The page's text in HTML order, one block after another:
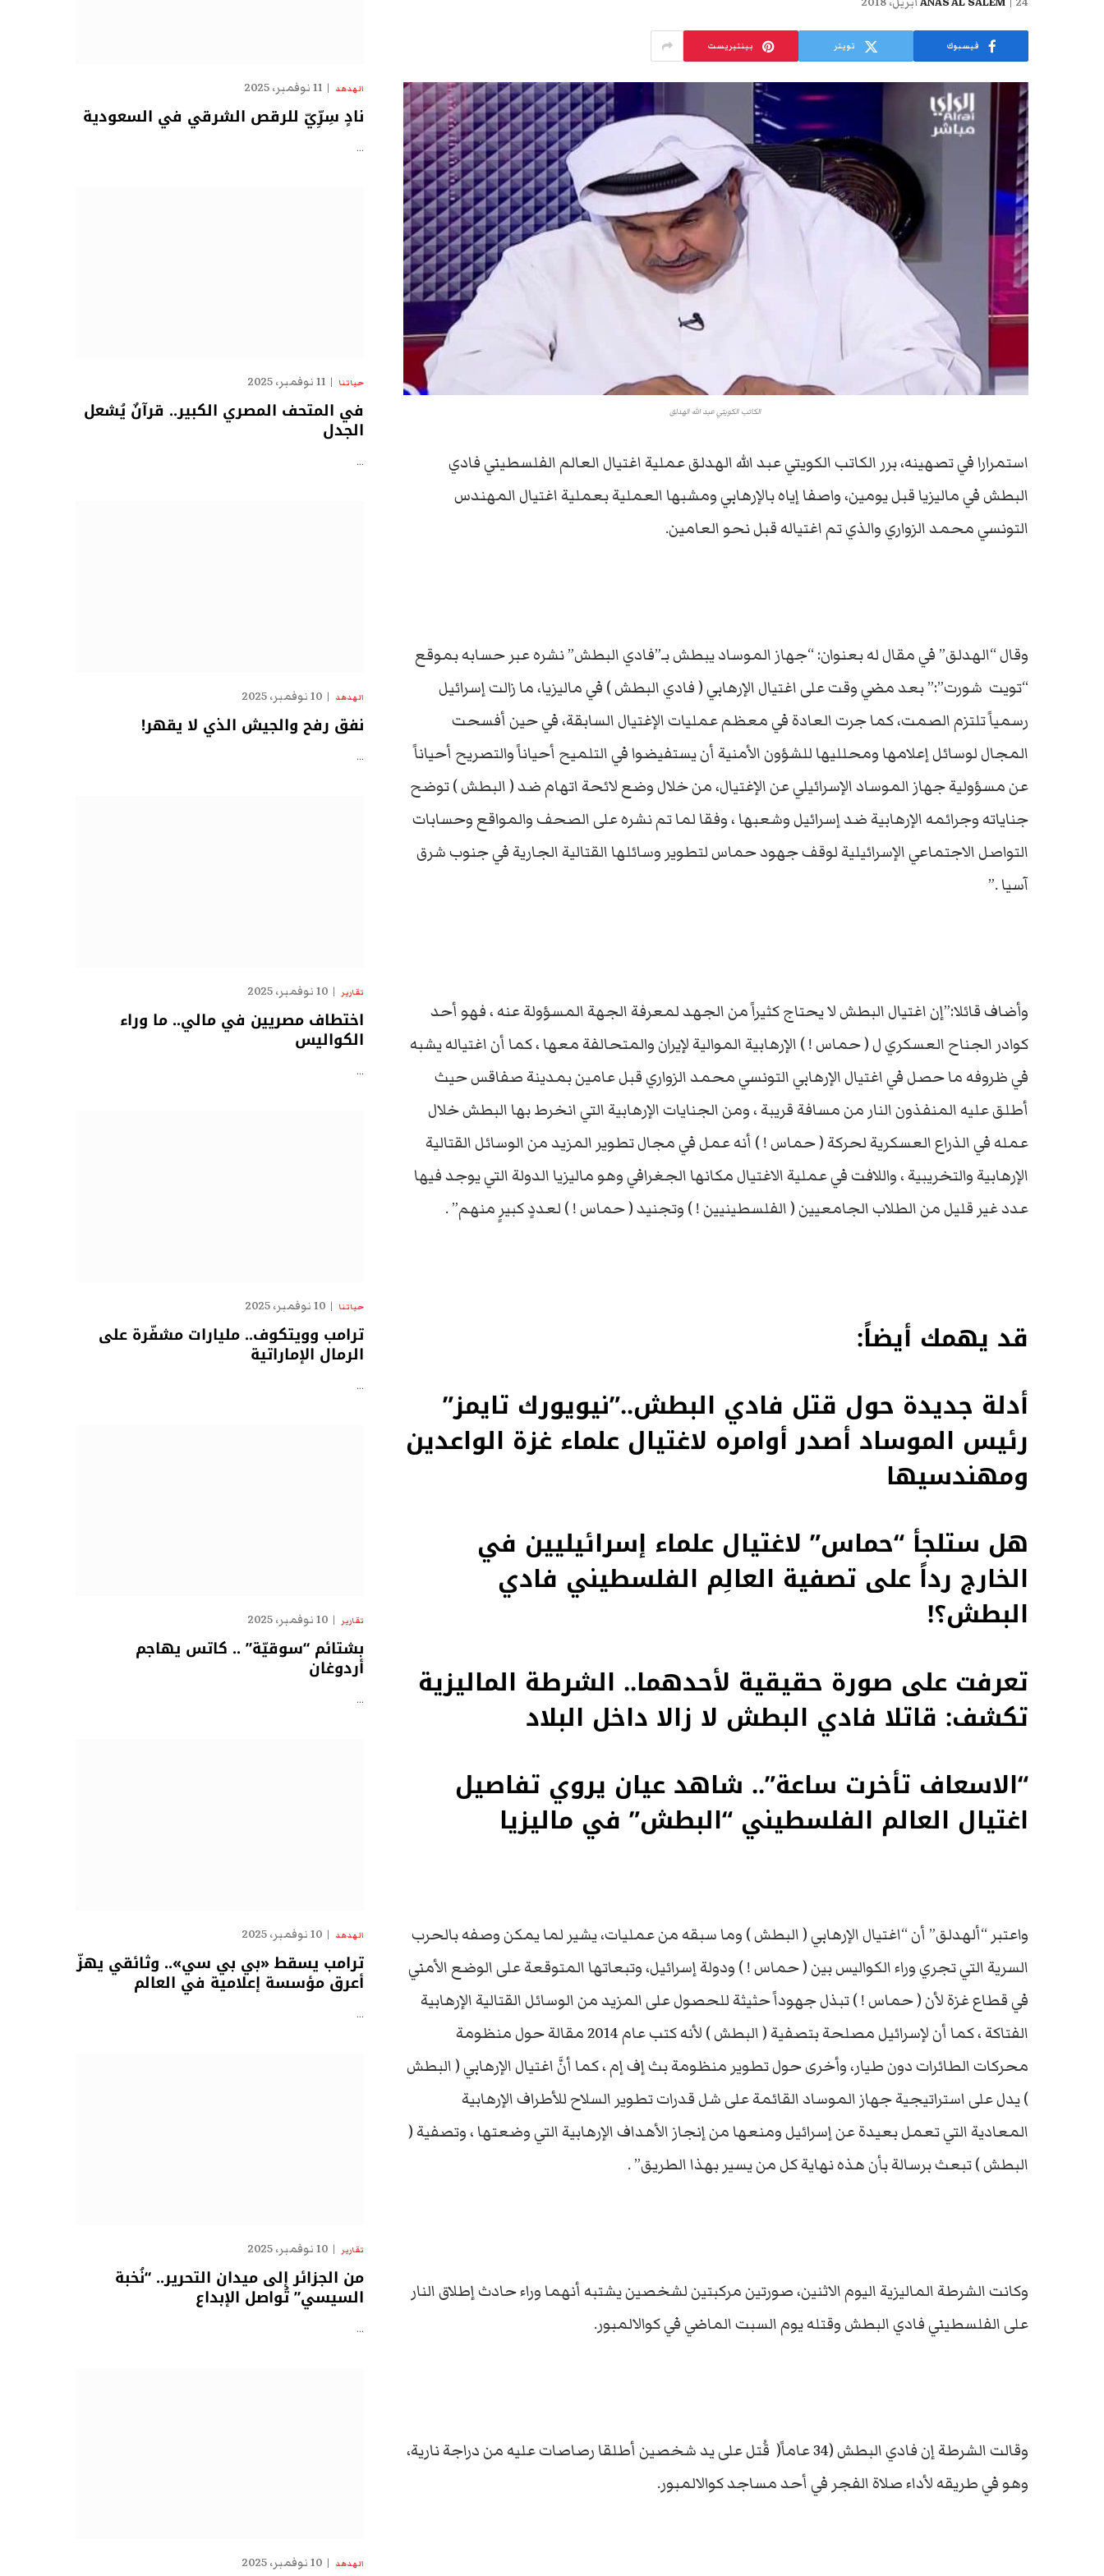
فيسبوك تويتر بينتيريست
الكاتب الكويتي عبد الله الهدلق
استمرارا في تصهينه، برر الكاتب الكويتي عبد الله الهدلق عملية اغتيال العالم الفلسطيني فادي
البطش في ماليزيا قبل يومين، واصفا إياه بالإرهابي ومشبها العملية بعملية اغتيال المهندس
التونسي محمد الزواري والذي تم اغتياله قبل نحو العامين.
وقال “الهدلق” في مقال له بعنوان: “جهاز الموساد يبطش بـ”فادي البطش” نشره عبر حسابه بموقع
“تويت شورت”:” بعد مضي وقت على اغتيال الإرهابي ( فادي البطش ) في ماليزيا، ما زالت إسرائيل
رسمياً تلتزم الصمت، كما جرت العادة في معظم عمليات الإغتيال السابقة، في حين أفسحت
المجال لوسائل إعلامها ومحلليها للشؤون الأمنية أن يستفيضوا في التلميح أحياناً والتصريح أحياناً
عن مسؤولية جهاز الموساد الإسرائيلي عن الإغتيال، من خلال وضع لائحة اتهام ضد ( البطش ) توضح
جناياته وجرائمه الإرهابية ضد إسرائيل وشعبها ، وفقا لما تم نشره على الصحف والمواقع وحسابات
التواصل الاجتماعي الإسرائيلية لوقف جهود حماس لتطوير وسائلها القتالية الجارية في جنوب شرق
آسيا .”
وأضاف قائلا:”إن اغتيال البطش لا يحتاج كثيراً من الجهد لمعرفة الجهة المسؤولة عنه ، فهو أحد
كوادر الجناح العسكري ل ( حماس ! ) الإرهابية الموالية لإيران والمتحالفة معها ، كما أن اغتياله يشبه
في ظروفه ما حصل في اغتيال الإرهابي التونسي محمد الزواري قبل عامين بمدينة صفاقس حيث
أطلق عليه المنفذون النار من مسافة قريبة ، ومن الجنايات الإرهابية التي انخرط بها البطش خلال
عمله في الذراع العسكرية لحركة ( حماس ! ) أنه عمل في مجال تطوير المزيد من الوسائل القتالية
الإرهابية والتخريبية ، واللافت في عملية الاغتيال مكانها الجغرافي وهو ماليزيا الدولة التي يوجد فيها
عدد غير قليل من الطلاب الجامعيين ( الفلسطينيين ! ) وتجنيد ( حماس ! ) لعددٍ كبيرٍ منهم” .
قد يهمك أيضاً:
أدلة جديدة حول قتل فادي البطش..”نيويورك تايمز”
رئيس الموساد أصدر أوامره لاغتيال علماء غزة الواعدين
ومهندسيها
هل ستلجأ “حماس” لاغتيال علماء إسرائيليين في
الخارج رداً على تصفية العالِم الفلسطيني فادي
البطش؟!
تعرفت على صورة حقيقية لأحدهما.. الشرطة الماليزية
تكشف: قاتلا فادي البطش لا زالا داخل البلاد
“الاسعاف تأخرت ساعة”.. شاهد عيان يروي تفاصيل
اغتيال العالم الفلسطيني “البطش” في ماليزيا
واعتبر “ألهدلق” أن “اغتيال الإرهابي ( البطش ) وما سبقه من عمليات، يشير لما يمكن وصفه بالحرب
السرية التي تجري وراء الكواليس بين ( حماس ! ) ودولة إسرائيل، وتبعاتها المتوقعة على الوضع الأمني
في قطاع غزة لأن ( حماس ! ) تبذل جهوداً حثيثة للحصول على المزيد من الوسائل القتالية الإرهابية
الفتاكة ، كما أن لإسرائيل مصلحة بتصفية ( البطش ) لأنه كتب عام 2014 مقالة حول منظومة
محركات الطائرات دون طيار، وأخرى حول تطوير منظومة بث إف إم ، كما أنَّ اغتيال الإرهابي ( البطش
) يدل على استراتيجية جهاز الموساد القائمة على شل قدرات تطوير السلاح للأطراف الإرهابية
المعادية التي تعمل بعيدة عن إسرائيل ومنعها من إنجاز الأهداف الإرهابية التي وضعتها ، وتصفية (
البطش ) تبعث برسالة بأن هذه نهاية كل من يسير بهذا الطريق” .
وكانت الشرطة الماليزية اليوم الاثنين، صورتين مركبتين لشخصين يشتبه أنهما وراء حادث إطلاق النار
على الفلسطيني فادي البطش وقتله يوم السبت الماضي في كوالالمبور.
وقالت الشرطة إن فادي البطش (34 عاماً( قُتل على يد شخصين أطلقا رصاصات عليه من دراجة نارية،
وهو في طريقه لأداء صلاة الفجر في أحد مساجد كوالالمبور.
الهدهد 11 نوفمبر، 2025
نادٍ سِرِّيّ للرقص الشرقي في السعودية
…
حياتنا 11 نوفمبر، 2025
في المتحف المصري الكبير.. قرآنٌ يُشعل
الجدل
…
الهدهد 10 نوفمبر، 2025
نفق رفح والجيش الذي لا يقهر!
…
تقارير 10 نوفمبر، 2025
اختطاف مصريين في مالي.. ما وراء
الكواليس
…
حياتنا 10 نوفمبر، 2025
ترامب وويتكوف.. مليارات مشفّرة على
الرمال الإماراتية
…
تقارير 10 نوفمبر، 2025
بشتائم “سوقيّة” .. كاتس يهاجم
أردوغان
…
الهدهد 10 نوفمبر، 2025
ترامب يسقط «بي بي سي».. وثائقي يهزّ
أعرق مؤسسة إعلامية في العالم
…
تقارير 10 نوفمبر، 2025
من الجزائر إلى ميدان التحرير.. “نُخبة
السيسي” تُواصل الإبداع
…
الهدهد 10 نوفمبر، 2025